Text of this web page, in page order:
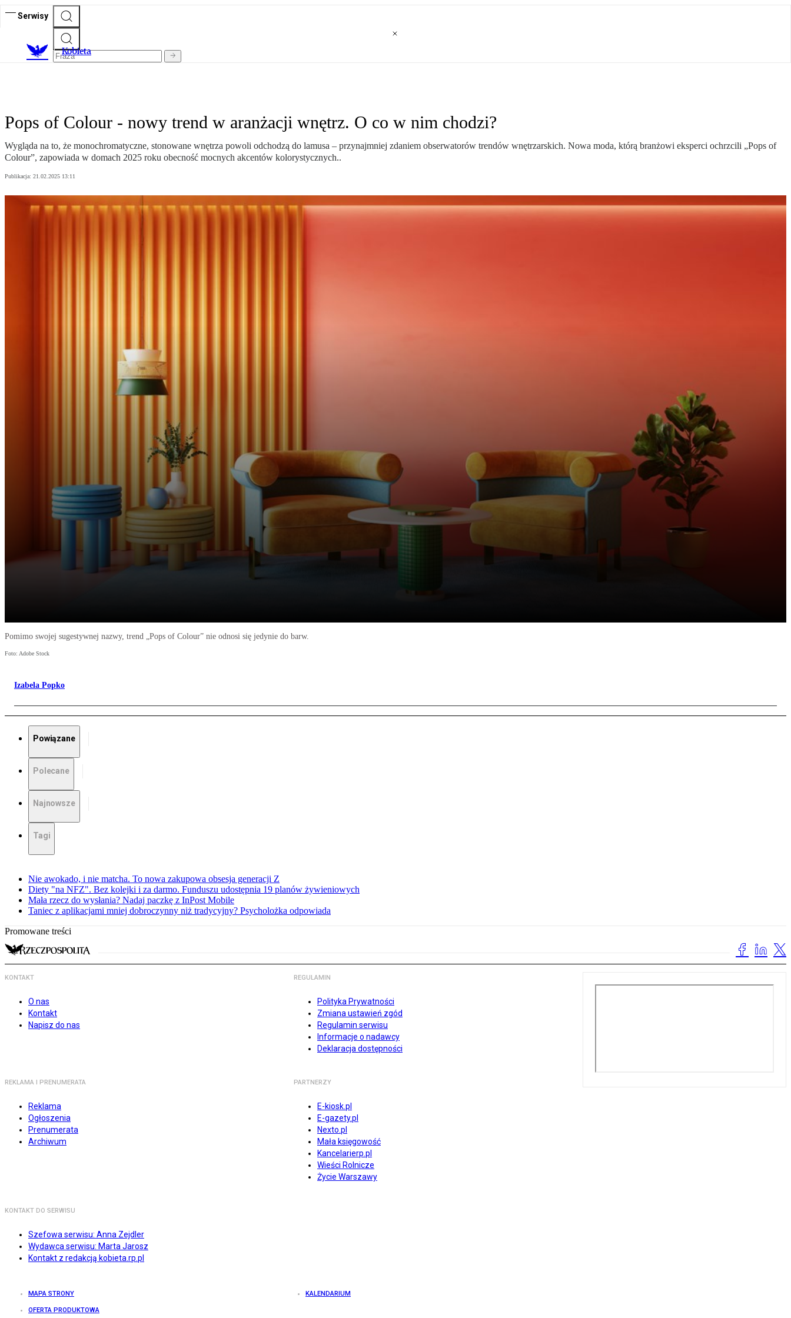
Serwisy
Kobieta
Pops of Colour - nowy trend w aranżacji wnętrz. O co w nim chodzi?
Wygląda na to, że monochromatyczne, stonowane wnętrza powoli odchodzą do lamusa – przynajmniej zdaniem obserwatorów trendów wnętrzarskich. Nowa moda, którą branżowi eksperci ochrzcili „Pops of
Colour”, zapowiada w domach 2025 roku obecność mocnych akcentów kolorystycznych..
Publikacja: 21.02.2025 13:11
Pomimo swojej sugestywnej nazwy, trend „Pops of Colour” nie odnosi się jedynie do barw.
Foto: Adobe Stock
Izabela Popko
Powiązane
Polecane
Najnowsze
Tagi
Nie awokado, i nie matcha. To nowa zakupowa obsesja generacji Z
Diety "na NFZ". Bez kolejki i za darmo. Funduszu udostępnia 19 planów żywieniowych
Mała rzecz do wysłania? Nadaj paczkę z InPost Mobile
Taniec z aplikacjami mniej dobroczynny niż tradycyjny? Psycholożka odpowiada
Promowane treści
KONTAKT
O nas
Kontakt
Napisz do nas
REGULAMIN
Polityka Prywatności
Zmiana ustawień zgód
Regulamin serwisu
Informacje o nadawcy
Deklaracja dostępności
REKLAMA I PRENUMERATA
Reklama
Ogłoszenia
Prenumerata
Archiwum
PARTNERZY
E-kiosk.pl
E-gazety.pl
Nexto.pl
Mała księgowość
Kancelarierp.pl
Wieści Rolnicze
Życie Warszawy
KONTAKT DO SERWISU
Szefowa serwisu: Anna Zejdler
Wydawca serwisu: Marta Jarosz
Kontakt z redakcją kobieta.rp.pl
MAPA STRONY KALENDARIUM
OFERTA PRODUKTOWA